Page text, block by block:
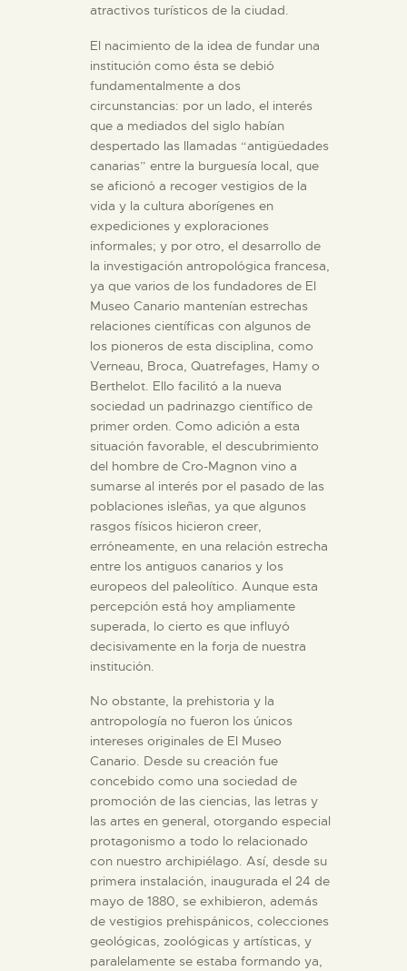
ESPAÑOL
atractivos turísticos de la ciudad.
El nacimiento de la idea de fundar una
institución como ésta se debió
fundamentalmente a dos
circunstancias: por un lado, el interés
que a mediados del siglo habían
despertado las llamadas “antigüedades
canarias” entre la burguesía local, que
se aficionó a recoger vestigios de la
vida y la cultura aborígenes en
expediciones y exploraciones
informales; y por otro, el desarrollo de
la investigación antropológica francesa,
ya que varios de los fundadores de El
Museo Canario mantenían estrechas
relaciones científicas con algunos de
los pioneros de esta disciplina, como
Verneau, Broca, Quatrefages, Hamy o
Berthelot. Ello facilitó a la nueva
sociedad un padrinazgo científico de
primer orden. Como adición a esta
situación favorable, el descubrimiento
del hombre de Cro-Magnon vino a
sumarse al interés por el pasado de las
poblaciones isleñas, ya que algunos
rasgos físicos hicieron creer,
erróneamente, en una relación estrecha
entre los antiguos canarios y los
europeos del paleolítico. Aunque esta
percepción está hoy ampliamente
superada, lo cierto es que influyó
decisivamente en la forja de nuestra
institución.
No obstante, la prehistoria y la
antropología no fueron los únicos
intereses originales de El Museo
Canario. Desde su creación fue
concebido como una sociedad de
promoción de las ciencias, las letras y
las artes en general, otorgando especial
protagonismo a todo lo relacionado
con nuestro archipiélago. Así, desde su
primera instalación, inaugurada el 24 de
mayo de 1880, se exhibieron, además
de vestigios prehispánicos, colecciones
geológicas, zoológicas y artísticas, y
paralelamente se estaba formando ya,